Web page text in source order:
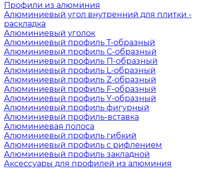
Профили из алюминия
Алюминиевый угол внутренний для плитки -
раскладка
Алюминиевый уголок
Алюминиевый профиль Т-образный
Алюминиевый профиль С-образный
Алюминиевый профиль П-образный
Алюминиевый профиль L-образный
Алюминиевый профиль Z-образный
Алюминиевый профиль F-образный
Алюминиевый профиль Y-образный
Алюминиевый профиль фигурный
Алюминиевый профиль-вставка
Алюминиевая полоса
Алюминиевый профиль гибкий
Алюминиевый профиль с рифлением
Алюминиевый профиль закладной
Аксессуары для профилей из алюминия